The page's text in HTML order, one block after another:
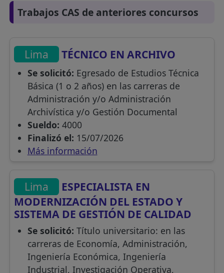
Trabajos CAS de anteriores concursos
Lima TÉCNICO EN ARCHIVO
Se solicitó: Egresado de Estudios Técnica
Básica (1 o 2 años) en las carreras de
Administración y/o Administración
Archivística y/o Gestión Documental
Sueldo: 4000
Finalizó el: 15/07/2026
Más información
Lima
ESPECIALISTA EN
MODERNIZACIÓN DEL ESTADO Y
SISTEMA DE GESTIÓN DE CALIDAD
Se solicitó: Título universitario: en las
carreras de Economía, Administración,
Ingeniería Económica, Ingeniería
Industrial, Investigación Operativa,